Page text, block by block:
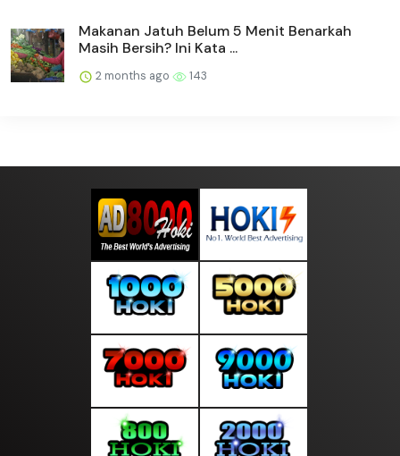
Makanan Jatuh Belum 5 Menit Benarkah
Masih Bersih? Ini Kata ...
2 months ago 143